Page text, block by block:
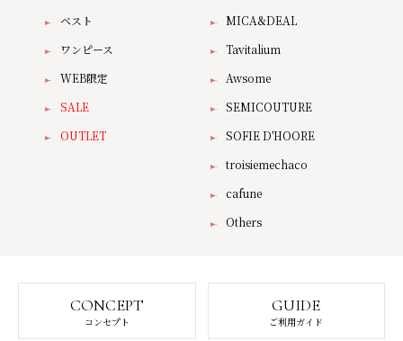
ベスト
ワンピース
WEB限定
SALE
OUTLET
MICA&DEAL
Tavitalium
Awsome
SEMICOUTURE
SOFIE D'HOORE
troisiemechaco
cafune
Others
CONCEPT
コンセプト
GUIDE
ご利用ガイド